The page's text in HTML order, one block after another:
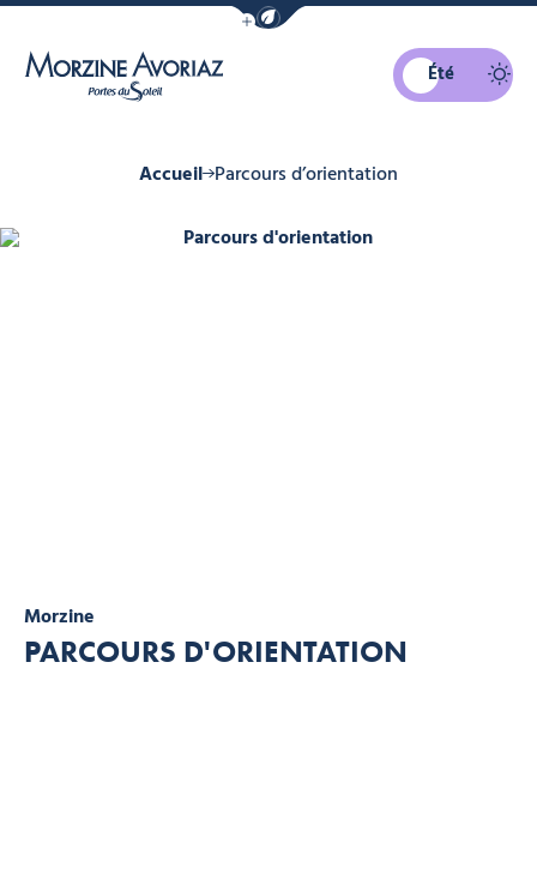
Afficher la barre de navigation du
Été
Accueil Parcours d’orientation
Morzine
PARCOURS D'ORIENTATION
Parcours d'orientation, © Ollie